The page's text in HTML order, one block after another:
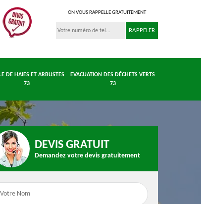
ON VOUS RAPPELLE GRATUITEMENT
DE HAIES ET ARBUSTES
73
EVACUATION DES DÉCHETS VERTS
73
Entretient parc et
jardin 73
arbustes 73
DEVIS GRATUIT
Demandez votre devis gratuitement